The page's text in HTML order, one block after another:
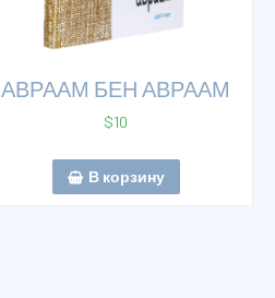
АВРААМ БЕН АВРААМ
$10
В корзину